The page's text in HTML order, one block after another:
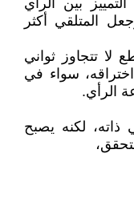
بين الرأي
المتلقي أكثر
لا تتجاوز ثواني
سواء في
الرأي.
لكنه يصبح